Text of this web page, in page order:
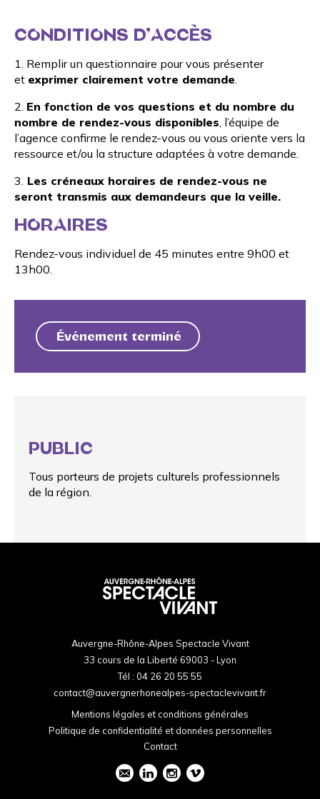
CONDITIONS D’ACCÈS
1. Remplir un questionnaire pour vous présenter
et exprimer clairement votre demande.
2. En fonction de vos questions et du nombre du
nombre de rendez-vous disponibles, l’équipe de
l’agence confirme le rendez-vous ou vous oriente vers la
ressource et/ou la structure adaptées à votre demande.
3. Les créneaux horaires de rendez-vous ne
seront transmis aux demandeurs que la veille.
HORAIRES
Rendez-vous individuel de 45 minutes entre 9h00 et
13h00.
Événement terminé
PUBLIC
Tous porteurs de projets culturels professionnels
de la région.
Auvergne-Rhône-Alpes Spectacle Vivant
33 cours de la Liberté 69003 - Lyon
Tél : 04 26 20 55 55
contact@auvergnerhonealpes-spectaclevivant.fr
Mentions légales et conditions générales
Politique de confidentialité et données personnelles
Contact